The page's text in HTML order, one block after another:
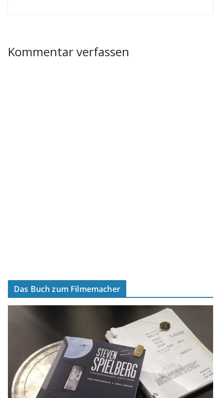
Kommentar verfassen
Das Buch zum Filmemacher